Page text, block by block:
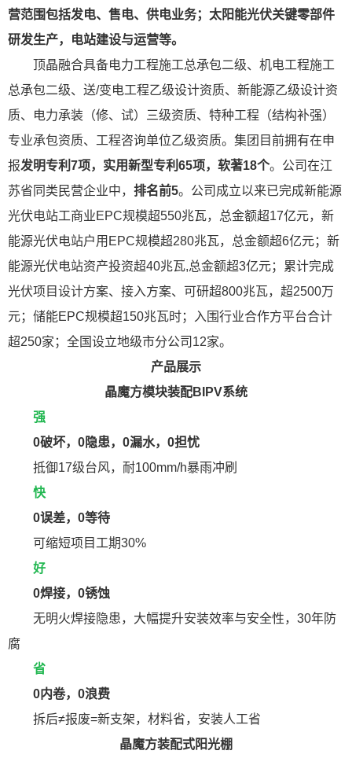
营范围包括发电、售电、供电业务；太阳能光伏关键零部件
研发生产，电站建设与运营等。
顶晶融合具备电力工程施工总承包二级、机电工程施工
总承包二级、送/变电工程乙级设计资质、新能源乙级设计资
质、电力承装（修、试）三级资质、特种工程（结构补强）
专业承包资质、工程咨询单位乙级资质。集团目前拥有在申
报发明专利7项，实用新型专利65项，软著18个。公司在江
苏省同类民营企业中， 排名前5。公司成立以来已完成新能源
光伏电站工商业EPC规模超550兆瓦，总金额超17亿元，新
能源光伏电站户用EPC规模超280兆瓦，总金额超6亿元；新
能源光伏电站资产投资超40兆瓦,总金额超3亿元；累计完成
光伏项目设计方案、接入方案、可研超800兆瓦，超2500万
元；储能EPC规模超150兆瓦时；入围行业合作方平台合计
超250家；全国设立地级市分公司12家。
产品展示
晶魔方模块装配BIPV系统
强
0破坏，0隐患，0漏水，0担忧
抵御17级台风，耐100mm/h暴雨冲刷
快
0误差，0等待
可缩短项目工期30%
好
0焊接，0锈蚀
无明火焊接隐患，大幅提升安装效率与安全性，30年防
腐
省
0内卷，0浪费
拆后≠报废=新支架，材料省，安装人工省
晶魔方装配式阳光棚